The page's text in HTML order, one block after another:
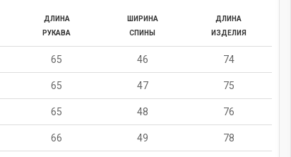
ДЛИНА
РУКАВА
ШИРИНА
СПИНЫ
ДЛИНА
ИЗДЕЛИЯ
65 46 74
65 47 75
65 48 76
66 49 78